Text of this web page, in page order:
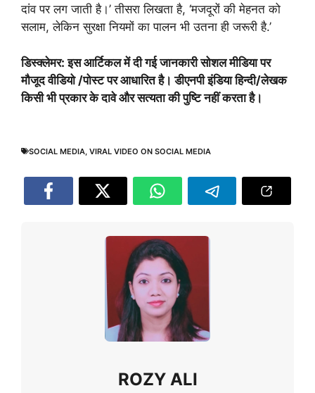
दांव पर लग जाती है।’ तीसरा लिखता है, ‘मजदूरों की मेहनत को
सलाम, लेकिन सुरक्षा नियमों का पालन भी उतना ही जरूरी है.’
डिस्क्लेमर: इस आर्टिकल में दी गई जानकारी सोशल मीडिया पर
मौजूद वीडियो /पोस्ट पर आधारित है। डीएनपी इंडिया हिन्दी/लेखक
किसी भी प्रकार के दावे और सत्यता की पुष्टि नहीं करता है।
SOCIAL MEDIA, VIRAL VIDEO ON SOCIAL MEDIA
ROZY ALI